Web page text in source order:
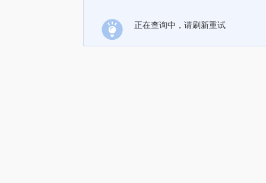
正在查询中，请刷新重试